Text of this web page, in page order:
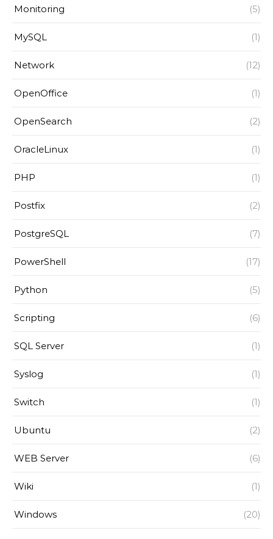
Monitoring (5)
MySQL (1)
Network (12)
OpenOffice (1)
OpenSearch (2)
OracleLinux (1)
PHP (1)
Postfix (2)
PostgreSQL (7)
PowerShell (17)
Python (5)
Scripting (6)
SQL Server (1)
Syslog (1)
Switch (1)
Ubuntu (2)
WEB Server (6)
Wiki (1)
Windows (20)